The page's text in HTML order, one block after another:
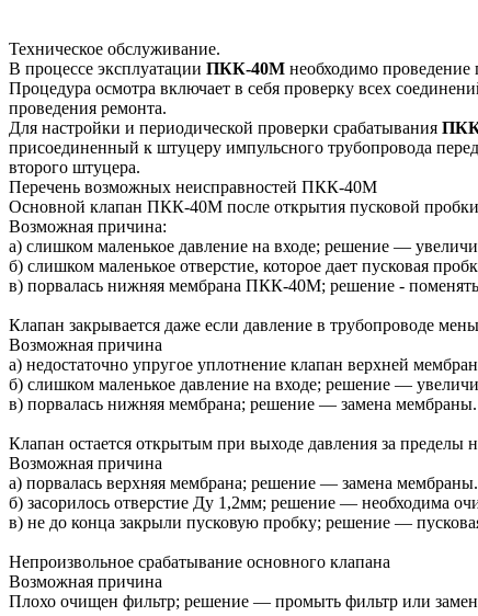
Техническое обслуживание.
В процессе эксплуатации ПКК-40М необходимо проведение
Процедура осмотра включает в себя проверку всех
проведения ремонта.
Для настройки и периодической проверки срабатывания
присоединенный к штуцеру импульсного трубопровода
второго штуцера.
Перечень возможных неисправностей ПКК-40М
Основной клапан ПКК-40М после открытия пусковой пробки
Возможная причина:
а) слишком маленькое давление на входе; решение —
б) слишком маленькое отверстие, которое дает пусковая
в) порвалась нижняя мембрана ПКК-40М; решение -
Клапан закрывается даже если давление в трубопроводе
Возможная причина
а) недостаточно упругое уплотнение клапан верхней
б) слишком маленькое давление на входе; решение —
в) порвалась нижняя мембрана; решение — замена мембраны.
Клапан остается открытым при выходе давления за пределы
Возможная причина
а) порвалась верхняя мембрана; решение — замена мембраны.
б) засорилось отверстие Ду 1,2мм; решение — необходима
в) не до конца закрыли пусковую пробку; решение —
Непроизвольное срабатывание основного клапана
Возможная причина
Плохо очищен фильтр; решение — промыть фильтр или